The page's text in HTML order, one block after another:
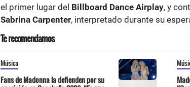
el primer lugar del Billboard Dance Airplay, y
Sabrina Carpenter, interpretado durante su
Te recomendamos
Música
Fans de Madonna la defienden por su